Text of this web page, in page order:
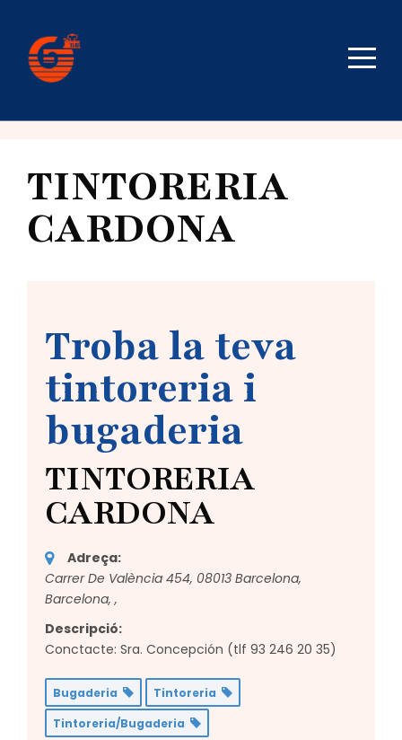
TINTORERIA
CARDONA
Troba la teva
tintoreria i
bugaderia
TINTORERIA
CARDONA
Adreça:
Carrer De València 454, 08013 Barcelona,
Barcelona, ,
Descripció:
Conctacte: Sra. Concepción (tlf 93 246 20 35)
Bugaderia
Tintoreria
Tintoreria/Bugaderia